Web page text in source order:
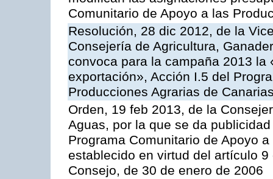
Comunitario de Apoyo a las
Resolución, 28 dic 2012, de la
Consejería de Agricultura,
convoca para la campaña 2013
exportación», Acción I.5 del
Producciones Agrarias de
Orden, 19 feb 2013, de la
Aguas, por la que se da
Programa Comunitario de Apoyo
establecido en virtud del artículo
Consejo, de 30 de enero de 2006